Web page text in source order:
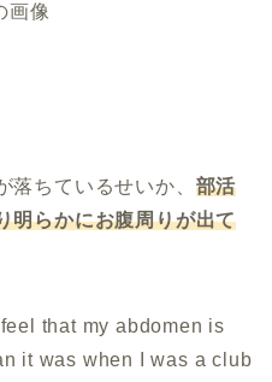
画像
落ちているせいか、 部活
明らかにお腹周りが出て
that my abdomen is
it was when I was a club